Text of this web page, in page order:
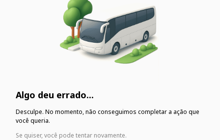
Algo deu errado...
Desculpe. No momento, não conseguimos completar a ação que
você queria.
Se quiser, você pode tentar novamente.